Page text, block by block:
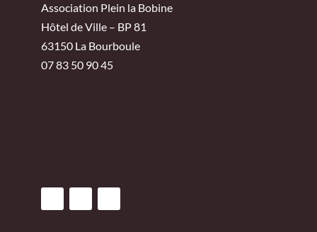
Association Plein la Bobine
Hôtel de Ville – BP 81
63150 La Bourboule
07 83 50 90 45